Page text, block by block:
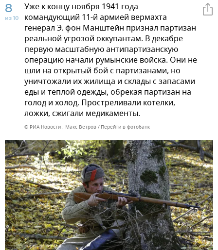
8
из 10
Уже к концу ноября 1941 года
командующий 11-й армией вермахта
генерал Э. фон Манштейн признал партизан
реальной угрозой оккупантам. В декабре
первую масштабную антипартизанскую
операцию начали румынские войска. Они не
шли на открытый бой с партизанами, но
уничтожали их жилища и склады с запасами
еды и теплой одежды, обрекая партизан на
голод и холод. Простреливали котелки,
ложки, сжигали медикаменты.
© РИА Новости . Макс Ветров Перейти в фотобанк